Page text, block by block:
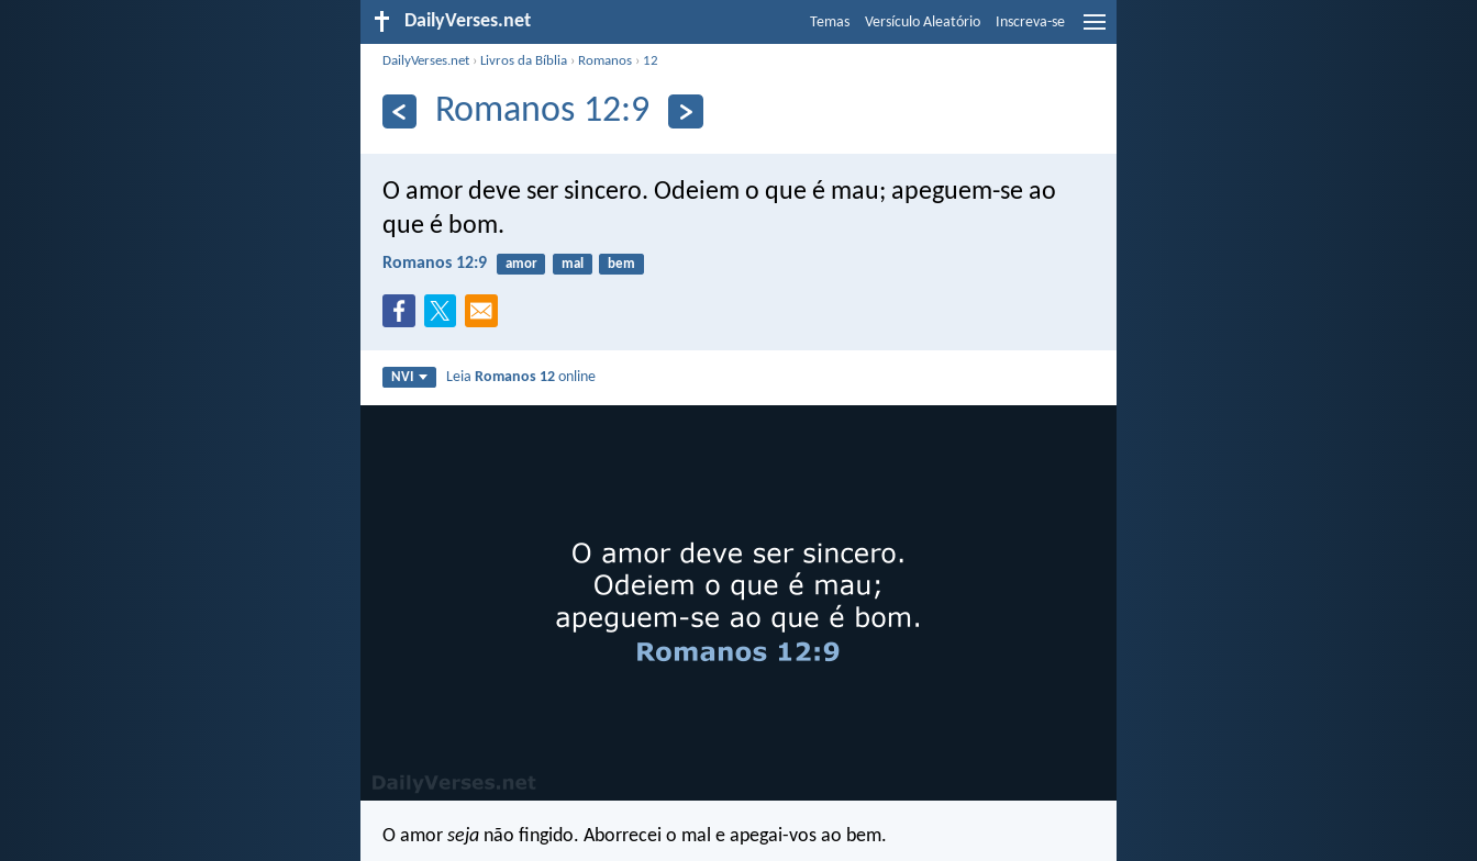
DailyVerses.net Temas Versículo Aleatório Inscreva-se
DailyVerses.net ›Livros da Bíblia › Romanos › 12
Romanos 12:9
O amor deve ser sincero. Odeiem o que é mau; apeguem-se ao
que é bom.
Romanos 12:9 amor mal bem
NVI LeiaRomanos 12 online
O amor seja não fingido. Aborrecei o mal e apegai-vos ao bem.